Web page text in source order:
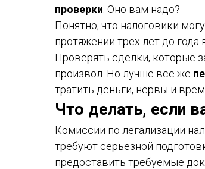
проверки . Оно вам надо?
Понятно, что налоговики
протяжении трех лет до
Проверять сделки, которые
произвол. Но лучше все же
тратить деньги, нервы и
Что делать, если
Комиссии по легализации
требуют серьезной
предоставить требуемые